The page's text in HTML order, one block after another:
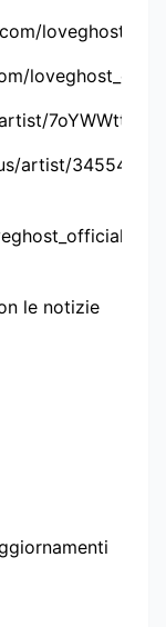
artist/345544
le notizie